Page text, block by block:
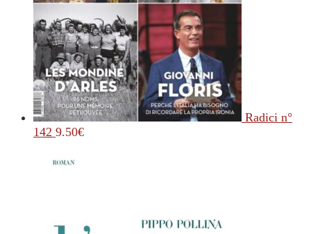
Radici n°
142 9.50€